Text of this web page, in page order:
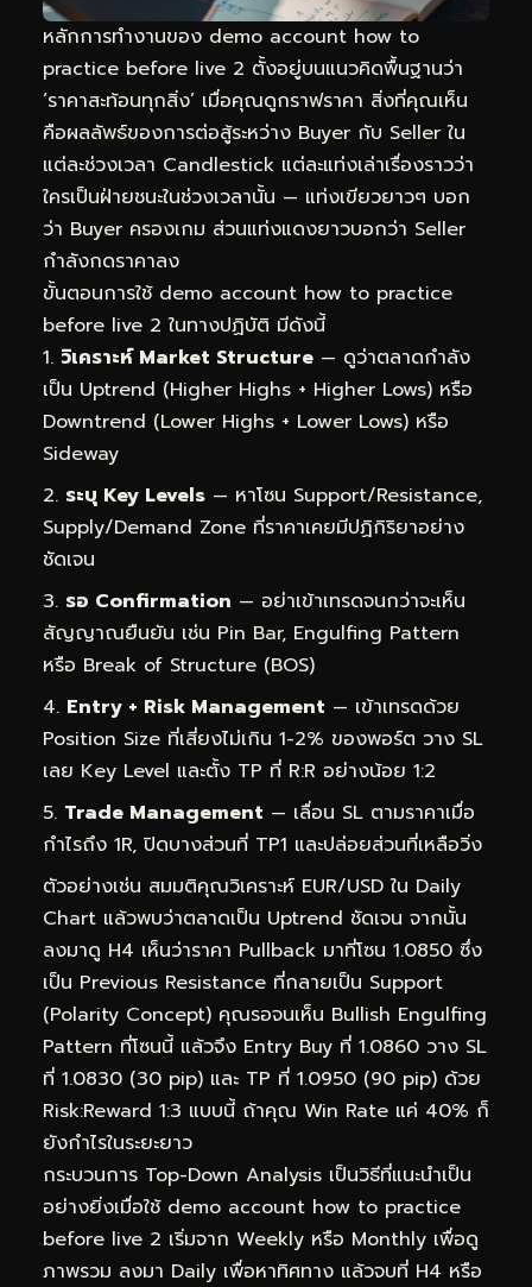
หลักการทำงานของ demo account how to
practice before live 2 ตั้งอยู่บนแนวคิดพื้นฐานว่า
‘ราคาสะท้อนทุกสิ่ง’ เมื่อคุณดูกราฟราคา สิ่งที่คุณเห็น
คือผลลัพธ์ของการต่อสู้ระหว่าง Buyer กับ Seller ใน
แต่ละช่วงเวลา Candlestick แต่ละแท่งเล่าเรื่องราวว่า
ใครเป็นฝ่ายชนะในช่วงเวลานั้น — แท่งเขียวยาวๆ บอก
ว่า Buyer ครองเกม ส่วนแท่งแดงยาวบอกว่า Seller
กำลังกดราคาลง
ขั้นตอนการใช้ demo account how to practice
before live 2 ในทางปฏิบัติ มีดังนี้
วิเคราะห์ Market Structure — ดูว่าตลาดกำลัง
เป็น Uptrend (Higher Highs + Higher Lows) หรือ
Downtrend (Lower Highs + Lower Lows) หรือ
Sideway
ระบุ Key Levels — หาโซน Support/Resistance,
Supply/Demand Zone ที่ราคาเคยมีปฏิกิริยาอย่าง
ชัดเจน
รอ Confirmation — อย่าเข้าเทรดจนกว่าจะเห็น
สัญญาณยืนยัน เช่น Pin Bar, Engulfing Pattern
หรือ Break of Structure (BOS)
Entry + Risk Management — เข้าเทรดด้วย
Position Size ที่เสี่ยงไม่เกิน 1-2% ของพอร์ต วาง SL
เลย Key Level และตั้ง TP ที่ R:R อย่างน้อย 1:2
Trade Management — เลื่อน SL ตามราคาเมื่อ
กำไรถึง 1R, ปิดบางส่วนที่ TP1 และปล่อยส่วนที่เหลือวิ่ง
ตัวอย่างเช่น สมมติคุณวิเคราะห์ EUR/USD ใน Daily
Chart แล้วพบว่าตลาดเป็น Uptrend ชัดเจน จากนั้น
ลงมาดู H4 เห็นว่าราคา Pullback มาที่โซน 1.0850 ซึ่ง
เป็น Previous Resistance ที่กลายเป็น Support
(Polarity Concept) คุณรอจนเห็น Bullish Engulfing
Pattern ที่โซนนี้ แล้วจึง Entry Buy ที่ 1.0860 วาง SL
ที่ 1.0830 (30 pip) และ TP ที่ 1.0950 (90 pip) ด้วย
Risk:Reward 1:3 แบบนี้ ถ้าคุณ Win Rate แค่ 40% ก็
ยังกำไรในระยะยาว
กระบวนการ Top-Down Analysis เป็นวิธีที่แนะนำเป็น
อย่างยิ่งเมื่อใช้ demo account how to practice
before live 2 เริ่มจาก Weekly หรือ Monthly เพื่อดู
ภาพรวม ลงมา Daily เพื่อหาทิศทาง แล้วจบที่ H4 หรือ